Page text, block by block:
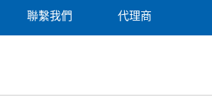
聯繫我們 代理商